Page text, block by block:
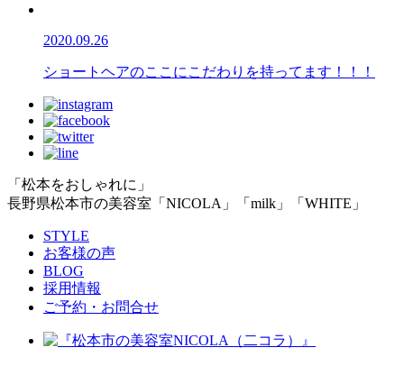
2020.09.26
ショートヘアのここにこだわりを持ってます！！！
「松本をおしゃれに」
長野県松本市の美容室「NICOLA」「milk」「WHITE」
STYLE
お客様の声
BLOG
採用情報
ご予約・お問合せ